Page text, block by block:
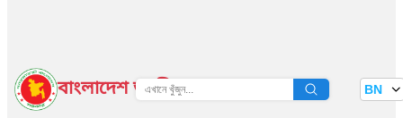
বাংলাদেশ জাতীয় তথ্য বাতায়ন BN